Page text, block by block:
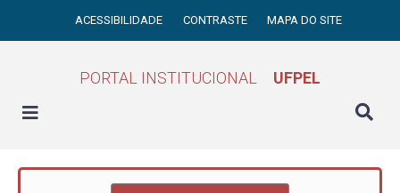
ACESSIBILIDADE CONTRASTE MAPA DO SITE
PORTAL INSTITUCIONAL UFPEL